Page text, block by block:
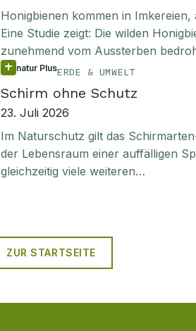
Honigbienen kommen in
Eine Studie zeigt: Die wilden
zunehmend vom Aussterben
natur PlusERDE & UMWELT
Schirm ohne Schutz
23. Juli 2026
Im Naturschutz gilt das
der Lebensraum einer auffälligen
gleichzeitig viele weiteren…
ZUR STARTSEITE